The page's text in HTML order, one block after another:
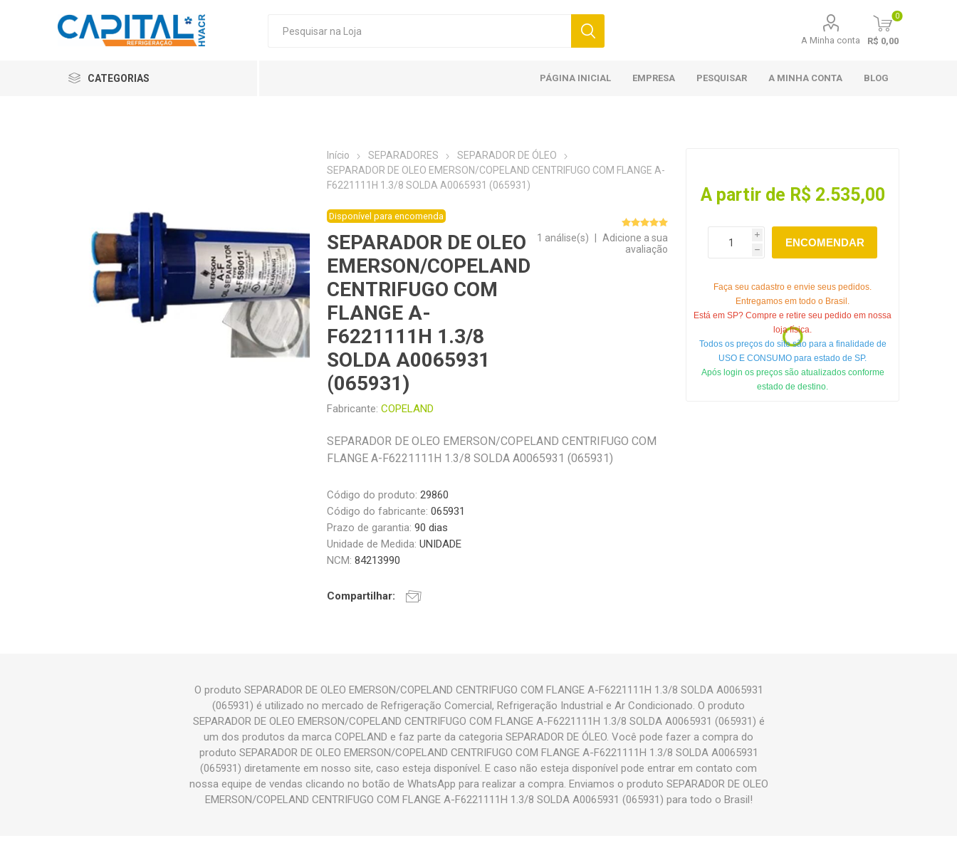
A Minha conta
0
R$ 0,00
CATEGORIAS PÁGINA INICIAL EMPRESA PESQUISAR A MINHA CONTA BLOG
Início SEPARADORES
SEPARADOR DE ÓLEO
SEPARADOR DE OLEO EMERSON/COPELAND CENTRIFUGO COM FLANGE A-
F6221111H 1.3/8 SOLDA A0065931 (065931)
Disponível para encomenda
SEPARADOR DE OLEO
EMERSON/COPELAND
CENTRIFUGO COM
FLANGE A-
F6221111H 1.3/8
SOLDA A0065931
(065931)
Fabricante: COPELAND
1 análise(s)
Adicione a sua
avaliação
SEPARADOR DE OLEO EMERSON/COPELAND CENTRIFUGO COM
FLANGE A-F6221111H 1.3/8 SOLDA A0065931 (065931)
Código do produto: 29860
Código do fabricante: 065931
Prazo de garantia:90 dias
Unidade de Medida:UNIDADE
NCM:84213990
Compartilhar:
A partir de R$ 2.535,00
i
h
ENCOMENDAR
Faça seu cadastro e envie seus pedidos.
Entregamos em todo o Brasil.
Está em SP? Compre e retire seu pedido em nossa
loja física.
Todos os preços do site são para a finalidade de
USO E CONSUMO para estado de SP.
Após login os preços são atualizados conforme
estado de destino.
O produto SEPARADOR DE OLEO EMERSON/COPELAND CENTRIFUGO COM FLANGE A-F6221111H 1.3/8 SOLDA A0065931
(065931) é utilizado no mercado de Refrigeração Comercial, Refrigeração Industrial e Ar Condicionado. O produto
SEPARADOR DE OLEO EMERSON/COPELAND CENTRIFUGO COM FLANGE A-F6221111H 1.3/8 SOLDA A0065931 (065931) é
um dos produtos da marca COPELAND e faz parte da categoria SEPARADOR DE ÓLEO. Você pode fazer a compra do
produto SEPARADOR DE OLEO EMERSON/COPELAND CENTRIFUGO COM FLANGE A-F6221111H 1.3/8 SOLDA A0065931
(065931) diretamente em nosso site, caso esteja disponível. E caso não esteja disponível pode entrar em contato com
nossa equipe de vendas clicando no botão de WhatsApp para realizar a compra. Enviamos o produto SEPARADOR DE OLEO
EMERSON/COPELAND CENTRIFUGO COM FLANGE A-F6221111H 1.3/8 SOLDA A0065931 (065931) para todo o Brasil!